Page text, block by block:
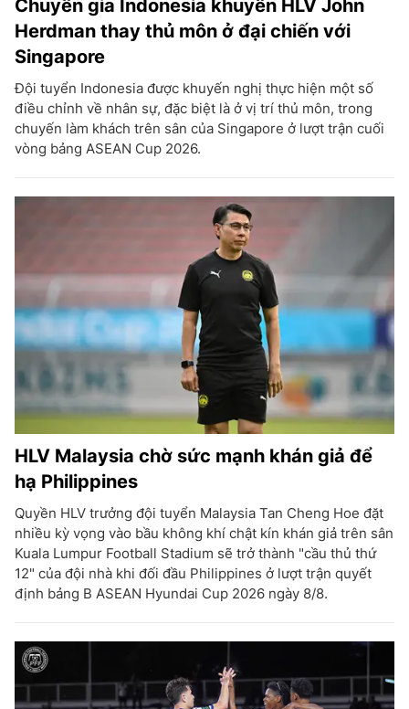
Chuyên gia Indonesia khuyên HLV John
Herdman thay thủ môn ở đại chiến với
Singapore
Đội tuyển Indonesia được khuyến nghị thực hiện một số
điều chỉnh về nhân sự, đặc biệt là ở vị trí thủ môn, trong
chuyến làm khách trên sân của Singapore ở lượt trận cuối
vòng bảng ASEAN Cup 2026.
HLV Malaysia chờ sức mạnh khán giả để
hạ Philippines
Quyền HLV trưởng đội tuyển Malaysia Tan Cheng Hoe đặt
nhiều kỳ vọng vào bầu không khí chật kín khán giả trên sân
Kuala Lumpur Football Stadium sẽ trở thành "cầu thủ thứ
12" của đội nhà khi đối đầu Philippines ở lượt trận quyết
định bảng B ASEAN Hyundai Cup 2026 ngày 8/8.